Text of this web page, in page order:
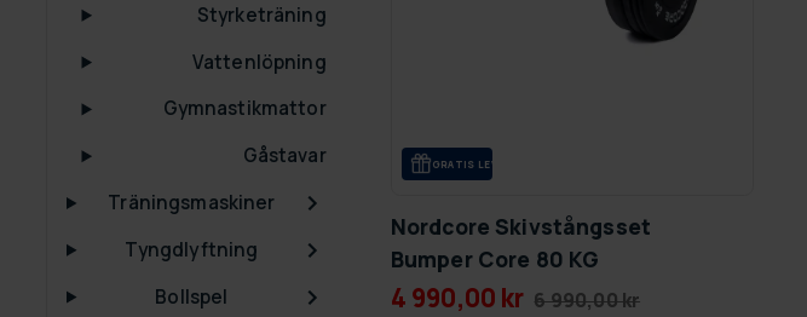
Styrketräning
Vattenlöpning
Gymnastikmattor
Gåstavar
Träningsmaskiner
Tyngdlyftning
Bollspel
GRA­TIS LE­VE­RANS
Nordcore Skivstångsset
Bumper Core 80 KG
4 990,00 kr 6 990,00 kr